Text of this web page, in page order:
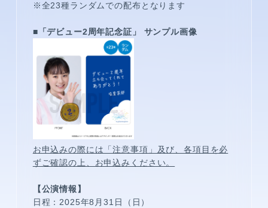
メンバーコンテンツ
※全23種ランダムでの配布となります
■「デビュー2周年記念証」 サンプル画像
お申込みの際には「注意事項」及び、各項目を必
ずご確認の上、お申込みください。
【公演情報】
日程：2025年8月31日（日）